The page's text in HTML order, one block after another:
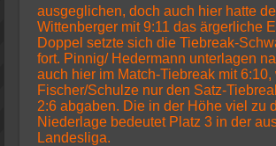
ausgeglichen, doch auch hier hatte
Wittenberger mit 9:11 das ärgerliche
Doppel setzte sich die Tiebreak-
fort. Pinnig/ Hedermann unterlagen
auch hier im Match-Tiebreak mit 6:10,
Fischer/Schulze nur den Satz-
2:6 abgaben. Die in der Höhe viel zu
Niederlage bedeutet Platz 3 in der
Landesliga.